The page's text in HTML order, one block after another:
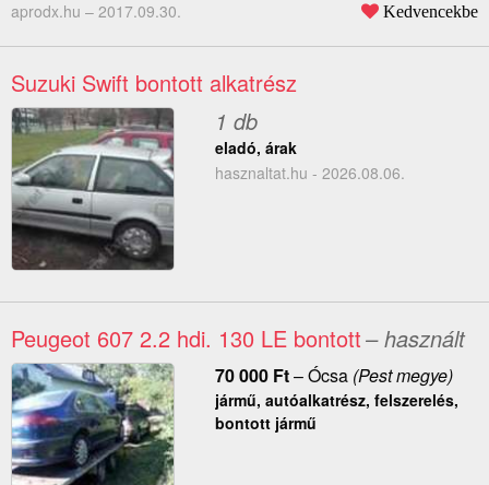
aprodx.hu – 2017.09.30. Kedvencekbe
Suzuki Swift bontott alkatrész
1 db
eladó, árak
hasznaltat.hu - 2026.08.06.
Peugeot 607 2.2 hdi. 130 LE bontott– használt
70 000 Ft–Ócsa(Pest megye)
jármű, autóalkatrész, felszerelés,
bontott jármű